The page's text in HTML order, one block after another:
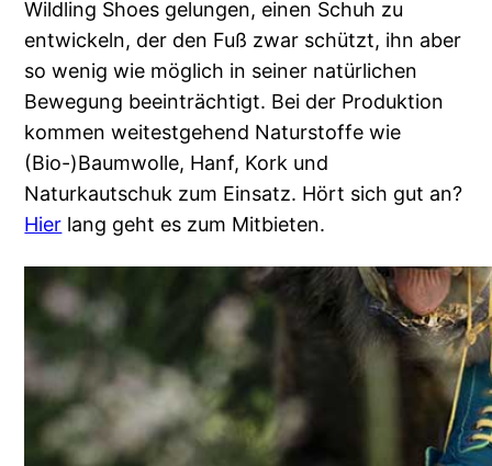
Wildling Shoes gelungen, einen Schuh zu
entwickeln, der den Fuß zwar schützt, ihn aber
so wenig wie möglich in seiner natürlichen
Bewegung beeinträchtigt. Bei der Produktion
kommen weitestgehend Naturstoffe wie
(Bio-)Baumwolle, Hanf, Kork und
Naturkautschuk zum Einsatz. Hört sich gut an?
Hier lang geht es zum Mitbieten.